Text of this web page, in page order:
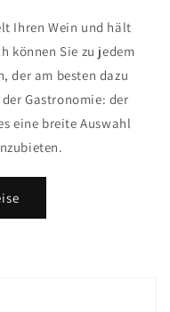
Ihren Wein und hält
können Sie zu jedem
der am besten dazu
Gastronomie: der
eine breite Auswahl